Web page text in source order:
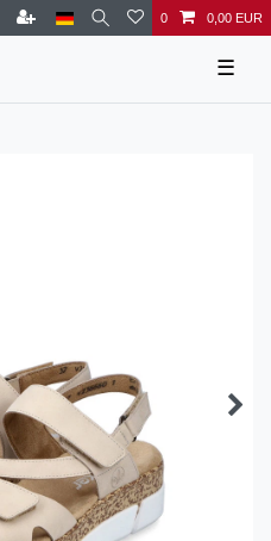
0 0,00 EUR
☰